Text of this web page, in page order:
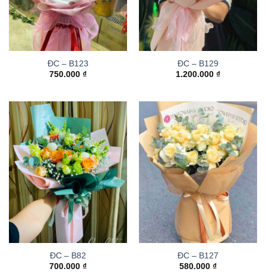
ĐC – B123
750.000 ₫
ĐC – B129
1.200.000 ₫
ĐC – B82
700.000 ₫
ĐC – B127
580.000 ₫